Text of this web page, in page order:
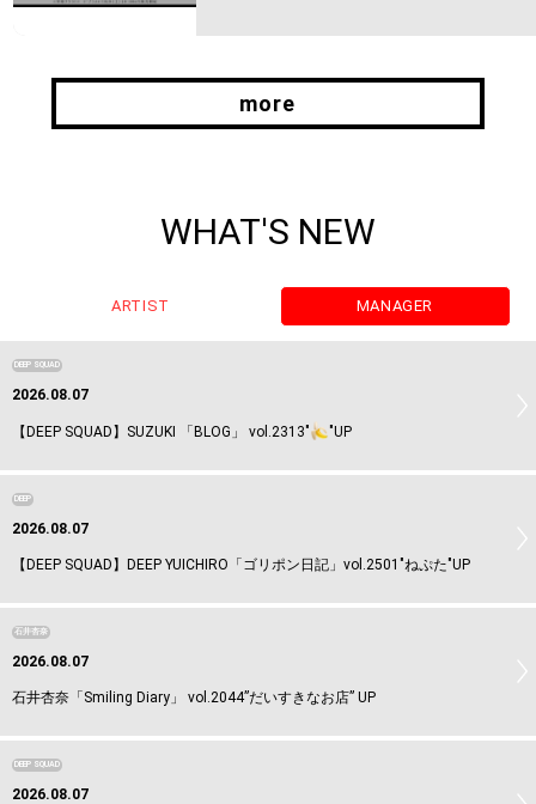
more
WHAT'S NEW
ARTIST MANAGER
DEEP SQUAD
2026.08.07
【DEEP SQUAD】SUZUKI 「BLOG」 vol.2313" "UP
DEEP
2026.08.07
【DEEP SQUAD】DEEP YUICHIRO「ゴリポン日記」vol.2501"ねぷた"UP
石井杏奈
2026.08.07
石井杏奈「Smiling Diary」 vol.2044”だいすきなお店” UP
DEEP SQUAD
2026.08.07